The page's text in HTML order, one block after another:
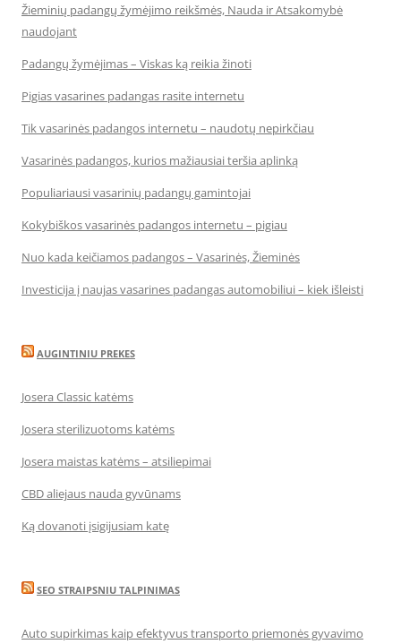
Žieminių padangų žymėjimo reikšmės, Nauda ir Atsakomybė
naudojant
Padangų žymėjimas – Viskas ką reikia žinoti
Pigias vasarines padangas rasite internetu
Tik vasarinės padangos internetu – naudotų nepirkčiau
Vasarinės padangos, kurios mažiausiai teršia aplinką
Populiariausi vasarinių padangų gamintojai
Kokybiškos vasarinės padangos internetu – pigiau
Nuo kada keičiamos padangos – Vasarinės, Žieminės
Investicija į naujas vasarines padangas automobiliui – kiek išleisti
AUGINTINIU PREKES
Josera Classic katėms
Josera sterilizuotoms katėms
Josera maistas katėms – atsiliepimai
CBD aliejaus nauda gyvūnams
Ką dovanoti įsigijusiam katę
SEO STRAIPSNIU TALPINIMAS
Auto supirkimas kaip efektyvus transporto priemonės gyvavimo